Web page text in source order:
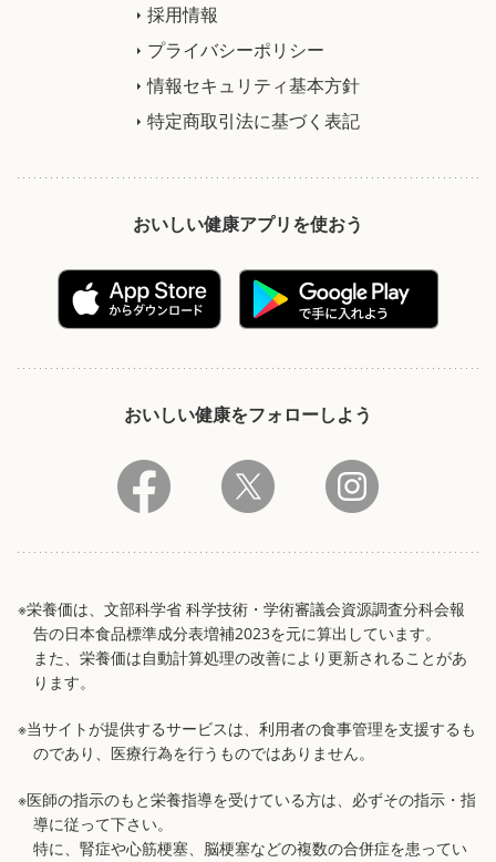
採用情報
プライバシーポリシー
情報セキュリティ基本方針
特定商取引法に基づく表記
おいしい健康アプリを使おう
おいしい健康をフォローしよう
※栄養価は、文部科学省 科学技術・学術審議会資源調査分科会報
告の日本食品標準成分表増補2023を元に算出しています。
また、栄養価は自動計算処理の改善により更新されることがあ
ります。
※当サイトが提供するサービスは、利用者の食事管理を支援するも
のであり、医療行為を行うものではありません。
※医師の指示のもと栄養指導を受けている方は、必ずその指示・指
導に従って下さい。
特に、腎症や心筋梗塞、脳梗塞などの複数の合併症を患ってい